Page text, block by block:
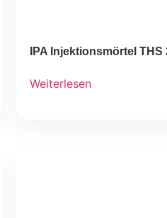
IPA Injektionsmörtel THS
Weiterlesen